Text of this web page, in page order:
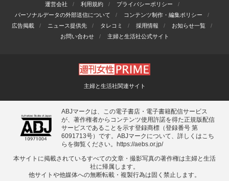
運営会社 利用規約
プライバシーポリシー
パーソナルデータの外部送信について
コンテンツ制作・編集ポリシー
広告掲載
ニュース提供先 タレコミ 採用情報
お知らせ一覧
お問い合わせ
主婦と生活社公式サイト
主婦と生活社関連サイト
ABJマークは、この電子書店・電子書籍配信サービス
が、著作権者からコンテンツ使用許諾を得た正規版配信
サービスであることを示す登録商標（登録番号 第
6091713号）です。ABJマークについて、詳しくはこち
らを御覧ください。 https://aebs.or.jp/
本サイトに掲載されているすべての⽂章・撮影写真の著作権は主婦と⽣活
社に帰属します。
他サイトや他媒体への無断転載・複製⾏為は固く禁⽌します。